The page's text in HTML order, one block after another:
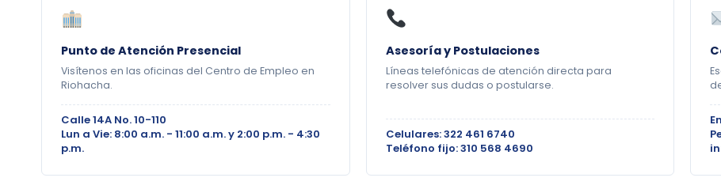
Punto de Atención Presencial
Visítenos en las oficinas del Centro de Empleo en
Riohacha.
Calle 14A No. 10-110
Lun a Vie: 8:00 a.m. - 11:00 a.m. y 2:00 p.m. - 4:30
p.m.
Asesoría y Postulaciones
Líneas telefónicas de atención directa para
resolver sus dudas o postularse.
Celulares: 322 461 6740
Teléfono fijo: 310 568 4690